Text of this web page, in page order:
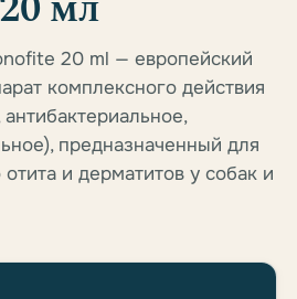
20 ml — европейский
комплексного действия
предназначенный для
и дерматитов у собак и